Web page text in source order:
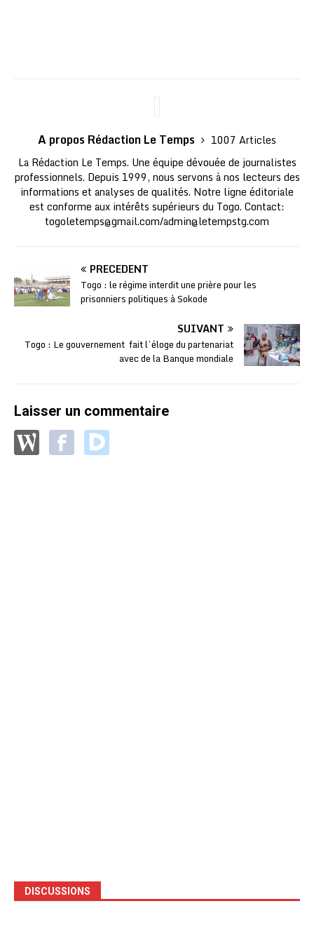
A propos Rédaction Le Temps
1007 Articles
La Rédaction Le Temps. Une équipe dévouée de journalistes
professionnels. Depuis 1999, nous servons à nos lecteurs des
informations et analyses de qualités. Notre ligne éditoriale
est conforme aux intérêts supérieurs du Togo. Contact:
togoletemps@gmail.com/admin@letempstg.com
PRÉCÉDENT
Togo : le régime interdit une prière pour les
prisonniers politiques à Sokode
SUIVANT
Togo : Le gouvernement fait l’éloge du partenariat
avec de la Banque mondiale
Laisser un commentaire
DISCUSSIONS